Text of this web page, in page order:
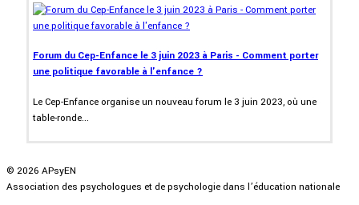
Forum du Cep-Enfance le 3 juin 2023 à Paris - Comment porter
une politique favorable à l'enfance ?
Le Cep-Enfance organise un nouveau forum le 3 juin 2023, où une
table-ronde...
© 2026 APsyEN
Association des psychologues et de psychologie dans l’éducation nationale